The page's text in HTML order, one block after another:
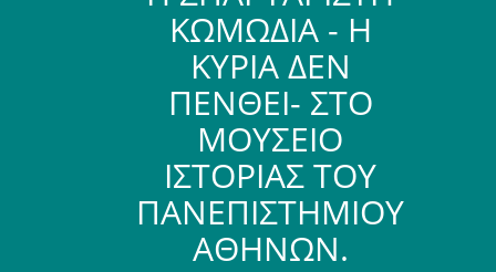
ΚΩΜΩΔΙΑ - Η
ΚΥΡΙΑ ΔΕΝ
ΠΕΝΘΕΙ- ΣΤΟ
ΜΟΥΣΕΙΟ
ΙΣΤΟΡΙΑΣ ΤΟΥ
ΠΑΝΕΠΙΣΤΗΜΙΟΥ
ΑΘΗΝΩΝ.